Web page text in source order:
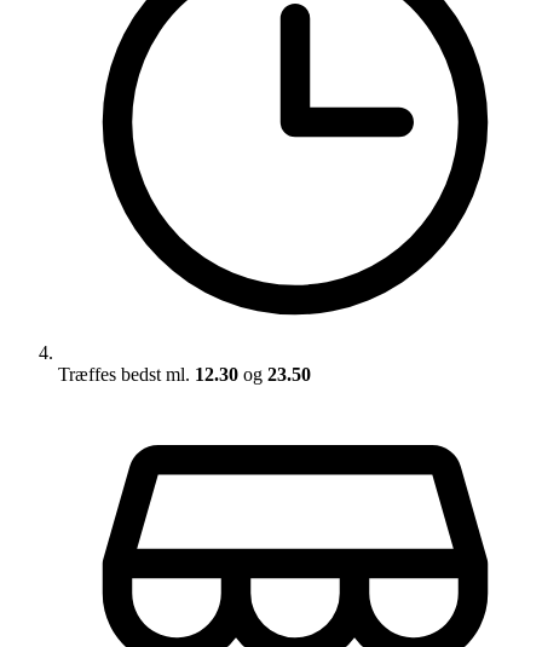
Træffes bedst ml. 12.30 og 23.50